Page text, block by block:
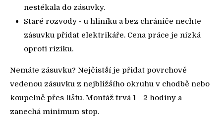
nestékala do zásuvky.
Staré rozvody - u hliníku a bez chrániče nechte
zásuvku přidat elektrikáře. Cena práce je nízká
oproti riziku.
Nemáte zásuvku? Nejčistší je přidat povrchově
vedenou zásuvku z nejbližšího okruhu v chodbě nebo
koupelně přes lištu. Montáž trvá 1 - 2 hodiny a
zanechá minimum stop.